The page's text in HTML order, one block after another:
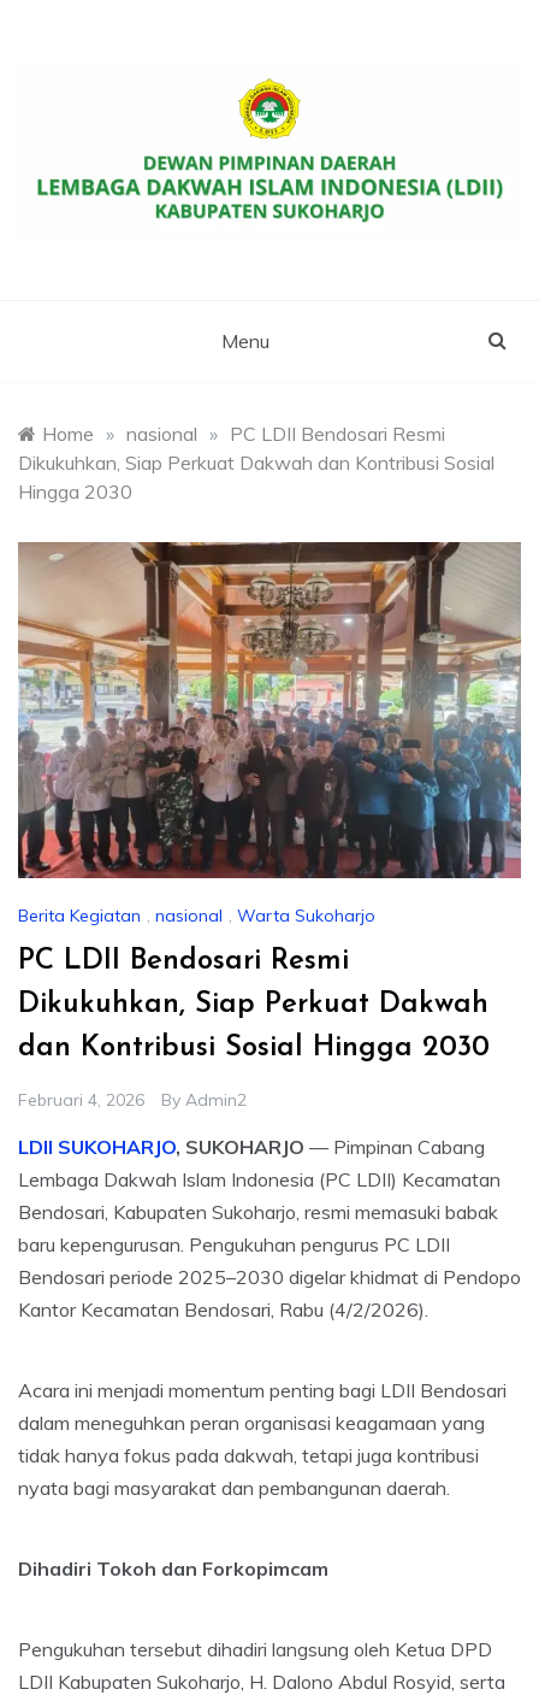
Menu
Home » nasional » PC LDII Bendosari Resmi
Dikukuhkan, Siap Perkuat Dakwah dan Kontribusi Sosial
Hingga 2030
Berita Kegiatan , nasional , Warta Sukoharjo
PC LDII Bendosari Resmi
Dikukuhkan, Siap Perkuat Dakwah
dan Kontribusi Sosial Hingga 2030
Februari 4, 2026 By Admin2
LDII SUKOHARJO, SUKOHARJO — Pimpinan Cabang
Lembaga Dakwah Islam Indonesia (PC LDII) Kecamatan
Bendosari, Kabupaten Sukoharjo, resmi memasuki babak
baru kepengurusan. Pengukuhan pengurus PC LDII
Bendosari periode 2025–2030 digelar khidmat di Pendopo
Kantor Kecamatan Bendosari, Rabu (4/2/2026).
Acara ini menjadi momentum penting bagi LDII Bendosari
dalam meneguhkan peran organisasi keagamaan yang
tidak hanya fokus pada dakwah, tetapi juga kontribusi
nyata bagi masyarakat dan pembangunan daerah.
Dihadiri Tokoh dan Forkopimcam
Pengukuhan tersebut dihadiri langsung oleh Ketua DPD
LDII Kabupaten Sukoharjo, H. Dalono Abdul Rosyid, serta